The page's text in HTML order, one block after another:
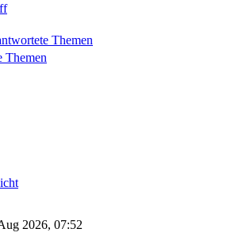
Themen
Themen
2026, 07:52